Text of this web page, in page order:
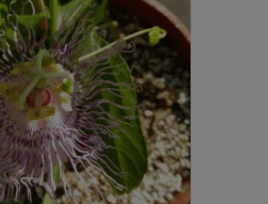
auf.
Die
Optionen
können
auf
der
Produktseite
gewählt
werden